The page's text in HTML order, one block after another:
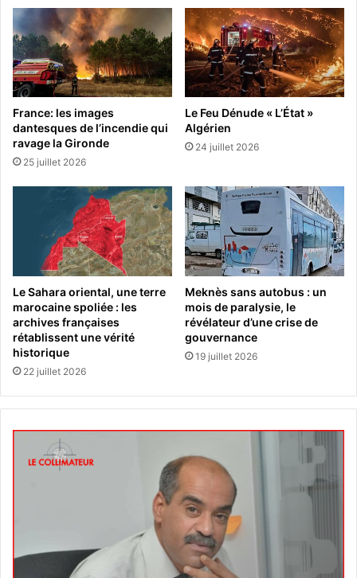
France: les images
dantesques de l’incendie qui
ravage la Gironde
25 juillet 2026
Le Feu Dénude « L’État »
Algérien
24 juillet 2026
Le Sahara oriental, une terre
marocaine spoliée : les
archives françaises
rétablissent une vérité
historique
22 juillet 2026
Meknès sans autobus : un
mois de paralysie, le
révélateur d’une crise de
gouvernance
19 juillet 2026